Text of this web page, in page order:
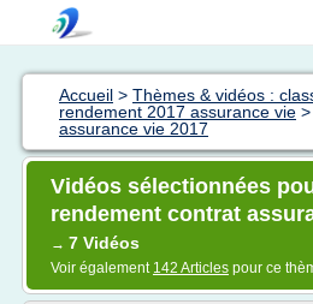
Accueil > Thèmes & vidéos :
rendement 2017 assurance vie >
assurance vie 2017
Vidéos sélectionnées
rendement contrat
→ 7 Vidéos
Voir également 142 Articles pour ce